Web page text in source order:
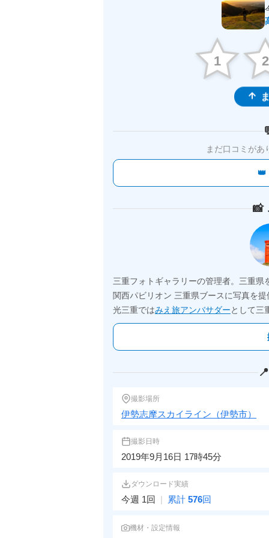
1 2
まだ口コミがあ
👑
📸
三重フォトギャラリーの管理者。三重
関西パビリオン 三重県ブースに写真を提
光三重ではみえ旅アンバサダーとして三
撮影場所
伊勢志摩スカイライン（伊勢市）
撮影日時
2019年9月16日 17時45分
ダウンロード実績
今週 1回 | 累計 576回
機材・設定情報